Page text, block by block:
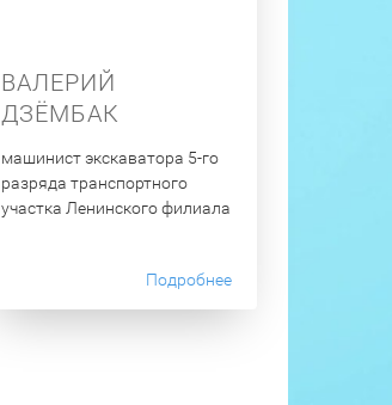
ВАЛЕРИЙ
ДЗЁМБАК
машинист экскаватора 5-го
разряда транспортного
участка Ленинского филиала
Подробнее